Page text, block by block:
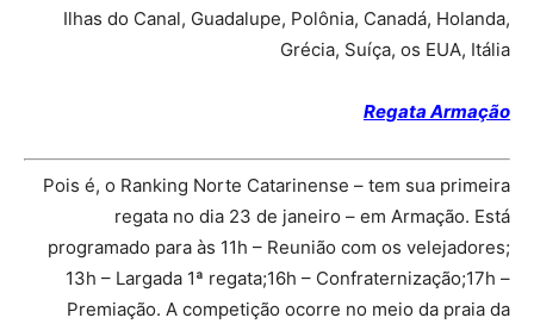
Ilhas do Canal, Guadalupe, Polônia, Canadá, Holanda,
Grécia, Suíça, os EUA, Itália
Regata Armação
Pois é, o Ranking Norte Catarinense – tem sua primeira
regata no dia 23 de janeiro – em Armação. Está
programado para às 11h – Reunião com os velejadores;
13h – Largada 1ª regata;16h – Confraternização;17h –
Premiação. A competição ocorre no meio da praia da